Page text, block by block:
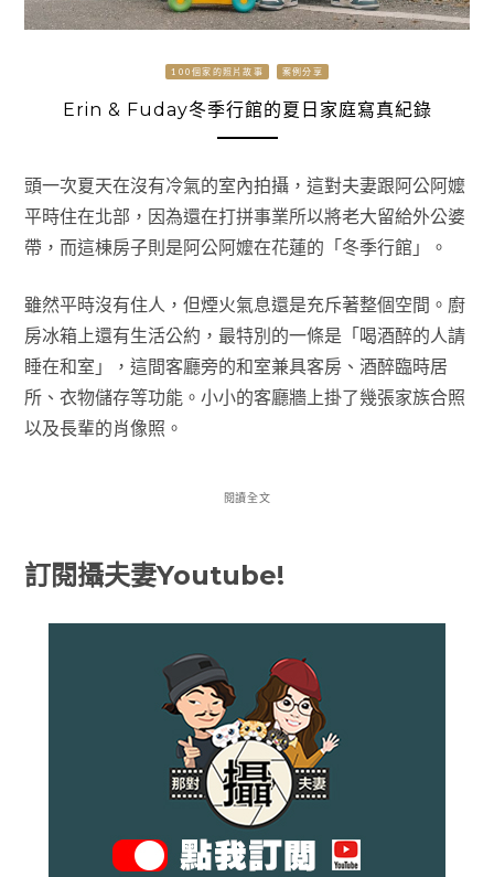
100個家的照片故事 案例分享
Erin & Fuday冬季行館的夏日家庭寫真紀錄
頭一次夏天在沒有冷氣的室內拍攝，這對夫妻跟阿公阿嬤
平時住在北部，因為還在打拼事業所以將老大留給外公婆
帶，而這棟房子則是阿公阿嬤在花蓮的「冬季行館」。
雖然平時沒有住人，但煙火氣息還是充斥著整個空間。廚
房冰箱上還有生活公約，最特別的一條是「喝酒醉的人請
睡在和室」，這間客廳旁的和室兼具客房、酒醉臨時居
所、衣物儲存等功能。小小的客廳牆上掛了幾張家族合照
以及長輩的肖像照。
閱讀全文
訂閱攝夫妻Youtube!